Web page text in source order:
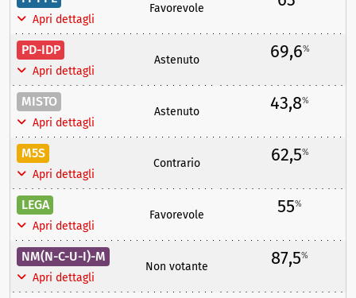
Apri dettagli
Favorevole
PD-IDP
Apri dettagli
Astenuto 69,6%
MISTO
Apri dettagli
Astenuto 43,8%
M5S
Apri dettagli
Contrario 62,5%
LEGA
Apri dettagli
Favorevole 55%
NM(N-C-U-I)-M
Apri dettagli
Non votante 87,5%